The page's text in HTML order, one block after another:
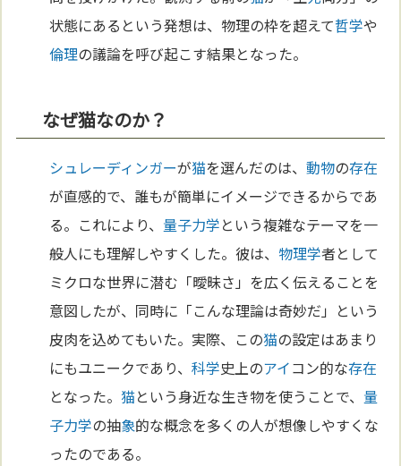
状態にあるという発想は、物理の枠を超えて哲学や
倫理の議論を呼び起こす結果となった。
なぜ猫なのか？
シュレーディンガーが猫を選んだのは、動物の存在
が直感的で、誰もが簡単にイメージできるからであ
る。これにより、 量子力学という複雑なテーマを一
般人にも理解しやすくした。彼は、 物理学者として
ミクロな世界に潜む「曖昧さ」を広く伝えることを
意図したが、同時に「こんな理論は奇妙だ」という
皮肉を込めてもいた。実際、この猫の設定はあまり
にもユニークであり、科学史上のアイコン的な存在
となった。 猫という身近な生き物を使うことで、 量
子力学の抽象的な概念を多くの人が想像しやすくな
ったのである。